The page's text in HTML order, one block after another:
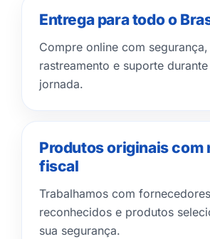
Entrega para todo o
Compre online com segurança,
rastreamento e suporte durante
jornada.
Produtos originais com
fiscal
Trabalhamos com fornecedores
reconhecidos e produtos
sua segurança.